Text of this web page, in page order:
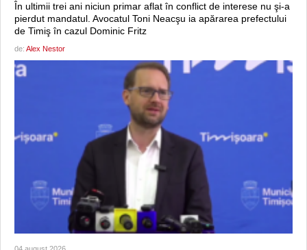
În ultimii trei ani niciun primar aflat în conflict de interese nu şi-a
pierdut mandatul. Avocatul Toni Neacşu ia apărarea prefectului
de Timiş în cazul Dominic Fritz
de: Alex Nestor